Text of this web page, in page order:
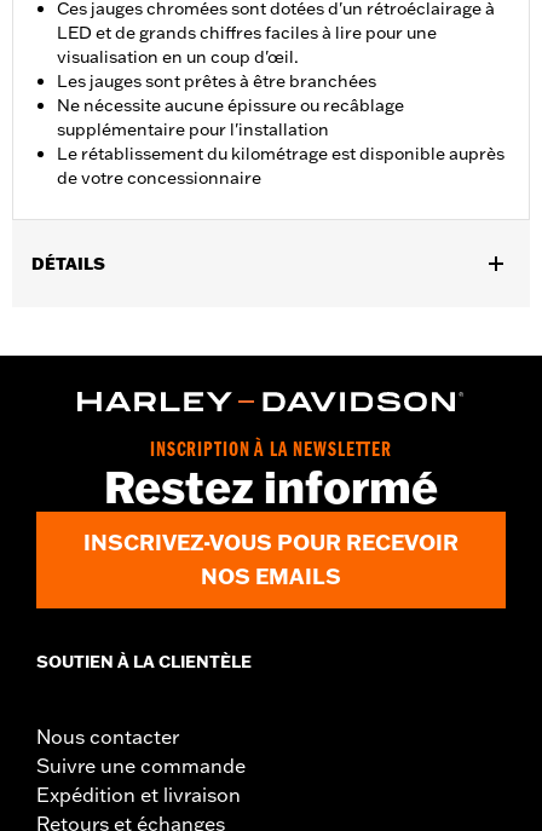
Ces jauges chromées sont dotées d'un rétroéclairage à
LED et de grands chiffres faciles à lire pour une
visualisation en un coup d'œil.
Les jauges sont prêtes à être branchées
Ne nécessite aucune épissure ou recâblage
supplémentaire pour l'installation
Le rétablissement du kilométrage est disponible auprès
de votre concessionnaire
DÉTAILS
Type d’éclairage: LED
Un voltmètre
INSCRIPTION À LA NEWSLETTER
Restez informé
INSCRIVEZ-VOUS POUR RECEVOIR
NOS EMAILS
SOUTIEN À LA CLIENTÈLE
Nous contacter
Suivre une commande
Expédition et livraison
Retours et échanges